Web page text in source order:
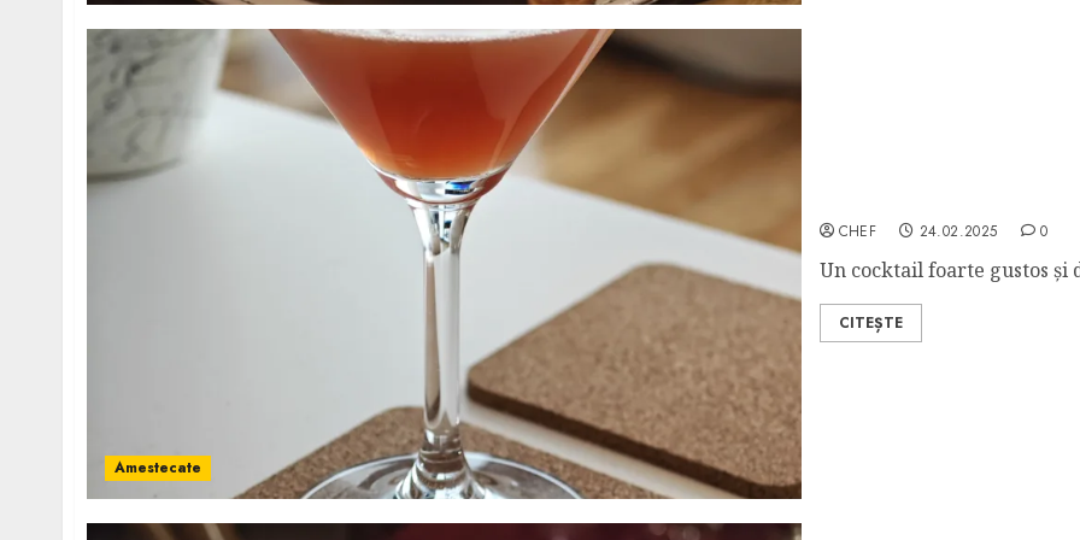
Amestecate
CHEF 24.02.2025 0
Un cocktail foarte gustos și
CITEȘTE